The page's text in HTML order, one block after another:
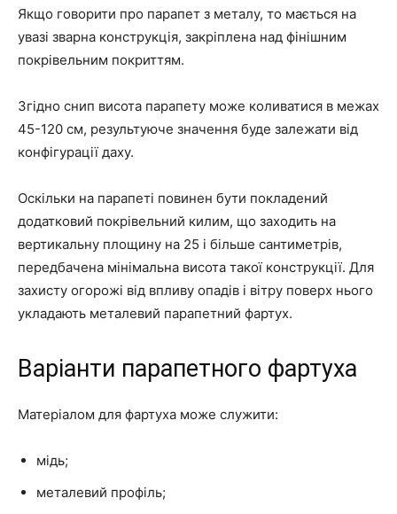
Якщо говорити про парапет з металу, то мається на
увазі зварна конструкція, закріплена над фінішним
покрівельним покриттям.
Згідно снип висота парапету може коливатися в межах
45-120 см, результуюче значення буде залежати від
конфігурації даху.
Оскільки на парапеті повинен бути покладений
додатковий покрівельний килим, що заходить на
вертикальну площину на 25 і більше сантиметрів,
передбачена мінімальна висота такої конструкції. Для
захисту огорожі від впливу опадів і вітру поверх нього
укладають металевий парапетний фартух.
Варіанти парапетного фартуха
Матеріалом для фартуха може служити:
мідь;
металевий профіль;